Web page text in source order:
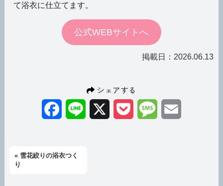
て浴衣に仕立てます。
公式WEBサイトへ
掲載日：2026.06.13
シェアする
Facebook
Line Pocket Message
« 雪花絞りの浴衣つく
り